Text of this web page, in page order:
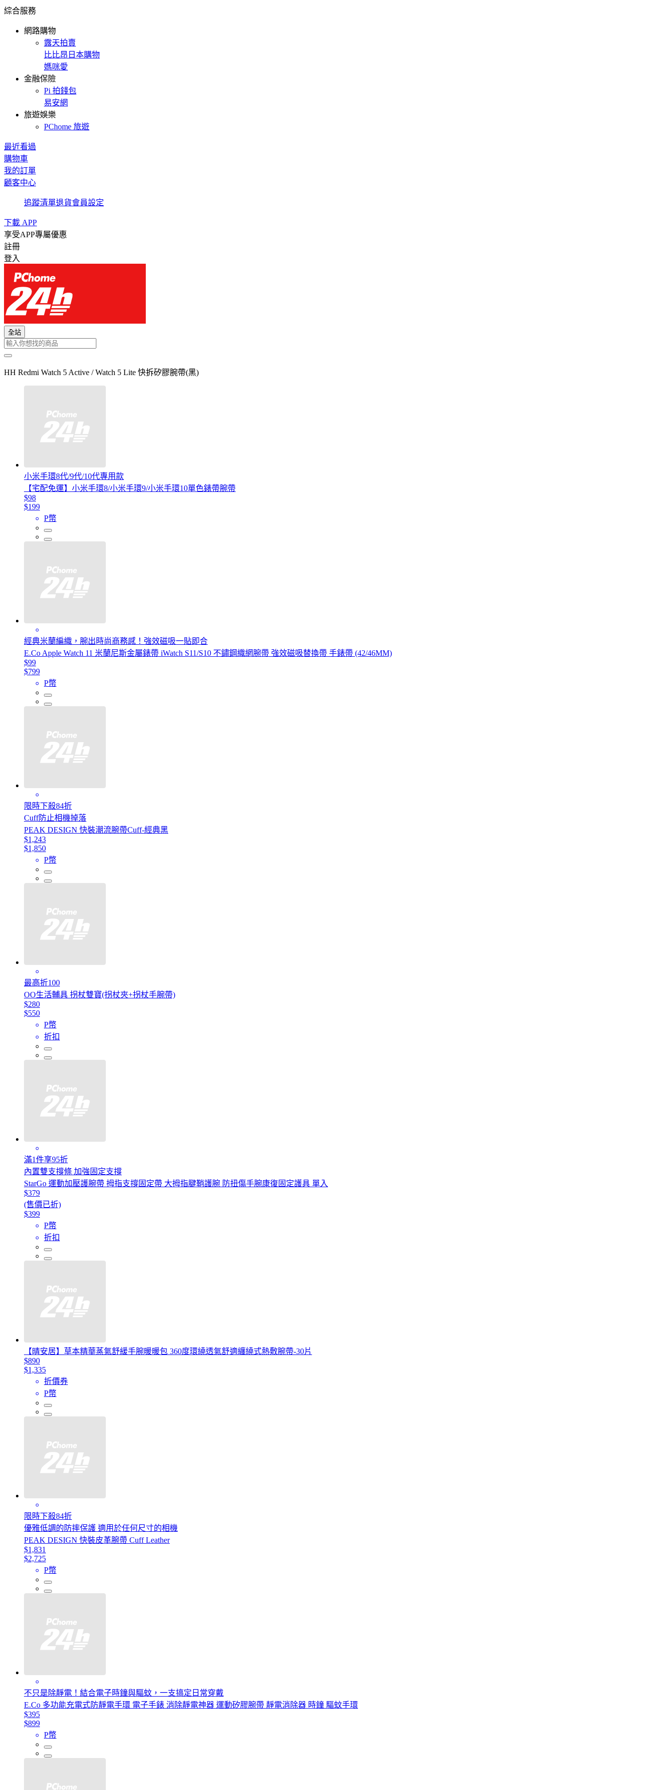
綜合服務
網路購物
露天拍賣
比比昂日本購物
媽咪愛
金融保險
Pi 拍錢包
易安網
旅遊娛樂
PChome 旅遊
最近看過
購物車
我的訂單
顧客中心
追蹤清單退貨會員設定
下載 APP
享受APP專屬優惠
註冊
登入
全站
HH Redmi Watch 5 Active / Watch 5 Lite 快拆矽膠腕帶(黑)
小米手環8代/9代/10代專用款
【宅配免運】小米手環8/小米手環9/小米手環10單色錶帶腕帶
$98
$199
P幣
經典米蘭編織，腕出時尚商務感！強效磁吸一貼即合
E.Co Apple Watch 11 米蘭尼斯金屬錶帶 iWatch S11/S10 不鏽鋼織網腕帶 強效磁吸替換帶 手錶帶 (42/46MM)
$99
$799
P幣
限時下殺84折
Cuff防止相機掉落
PEAK DESIGN 快裝潮流腕帶Cuff-經典黑
$1,243
$1,850
P幣
最高折100
OO生活輔具 拐杖雙寶(拐杖夾+拐杖手腕帶)
$280
$550
P幣
折扣
滿1件享95折
內置雙支撐條 加強固定支撐
StarGo 運動加壓護腕帶 拇指支撐固定帶 大拇指腱鞘護腕 防扭傷手腕康復固定護具 單入
$379
(售價已折)
$399
P幣
折扣
【晴安居】草本精華蒸氣舒緩手腕暖暖包 360度環繞透氣舒適纏繞式熱敷腕帶-30片
$890
$1,335
折價券
P幣
限時下殺84折
優雅低調的防摔保護 適用於任何尺寸的相機
PEAK DESIGN 快裝皮革腕帶 Cuff Leather
$1,831
$2,725
P幣
不只是除靜電！結合電子時鐘與驅蚊，一支搞定日常穿戴
E.Co 多功能充電式防靜電手環 電子手錶 消除靜電神器 運動矽膠腕帶 靜電消除器 時鐘 驅蚊手環
$395
$899
P幣